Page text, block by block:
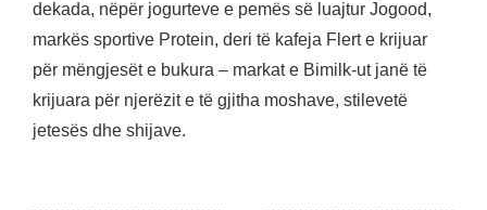
dekada, nëpër jogurteve e pemës së luajtur Jogood,
markës sportive Protein, deri të kafeja Flert e krijuar
për mëngjesët e bukura – markat e Bimilk-ut janë të
krijuara për njerëzit e të gjitha moshave, stilevetë
jetesës dhe shijave.